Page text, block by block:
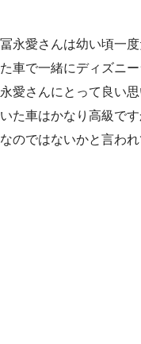
冨永愛さんは幼い頃一
た車で一緒にディズニ
永愛さんにとって良い
いた車はかなり高級で
なのではないかと言われ